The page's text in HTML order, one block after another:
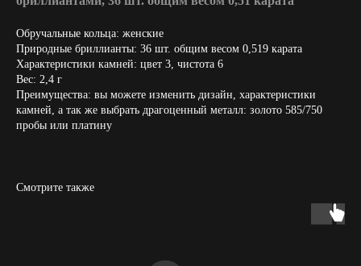
Обручальные кольца: женские
Природные бриллианты: 36 шт. общим весом 0,519 карата
Характеристики камней: цвет 3, чистота 6
Вес: 2,4 г
Преимущества: вы можете изменить дизайн, характеристики
камней, а так же выбрать драгоценный металл: золото 585/750
пробы или платину
Смотрите также